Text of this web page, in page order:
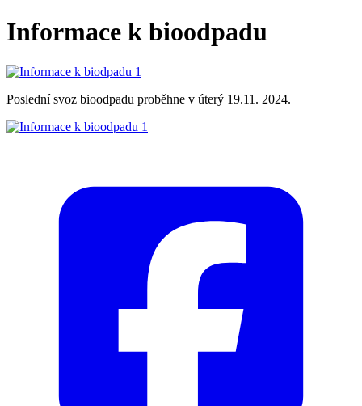
Informace k bioodpadu
Poslední svoz bioodpadu proběhne v úterý 19.11. 2024.